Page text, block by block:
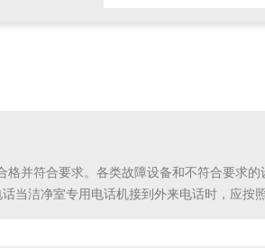
并符合要求。各类故障设备和不符合要求的
洁净室专用电话机接到外来电话时，应按